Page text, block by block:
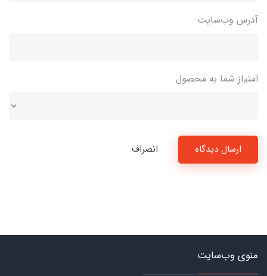
آدرس وب‌سایت
امتیاز شما به محصول
ارسال دیدگاه انصراف
منوی وب‌سایت